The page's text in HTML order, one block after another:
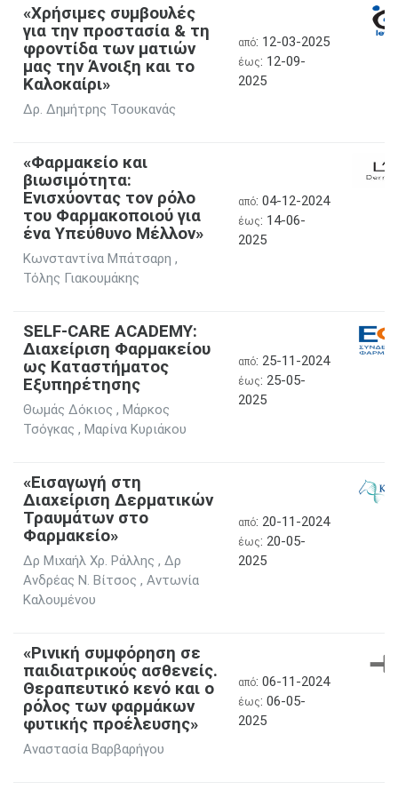
«Χρήσιμες συμβουλές
για την προστασία & τη
φροντίδα των ματιών
μας την Άνοιξη και το
Kαλοκαίρι»
Δρ. Δημήτρης Τσουκανάς
από: 12-03-2025
έως: 12-09-
2025
«Φαρμακείο και
βιωσιμότητα:
Ενισχύοντας τον ρόλο
του Φαρμακοποιού για
ένα Υπεύθυνο Μέλλον»
Κωνσταντίνα Μπάτσαρη ,
Τόλης Γιακουμάκης
από: 04-12-2024
έως: 14-06-
2025
SELF-CARE ACADEMY:
Διαχείριση Φαρμακείου
ως Καταστήματος
Εξυπηρέτησης
Θωμάς Δόκιος , Μάρκος
Τσόγκας , Μαρίνα Κυριάκου
από: 25-11-2024
έως: 25-05-
2025
«Εισαγωγή στη
Διαχείριση Δερματικών
Τραυμάτων στο
Φαρμακείο»
Δρ Μιχαήλ Χρ. Ράλλης , Δρ
Ανδρέας Ν. Βίτσος , Αντωνία
Καλουμένου
από: 20-11-2024
έως: 20-05-
2025
«Ρινική συμφόρηση σε
παιδιατρικούς ασθενείς.
Θεραπευτικό κενό και ο
ρόλος των φαρμάκων
φυτικής προέλευσης»
Αναστασία Βαρβαρήγου
από: 06-11-2024
έως: 06-05-
2025